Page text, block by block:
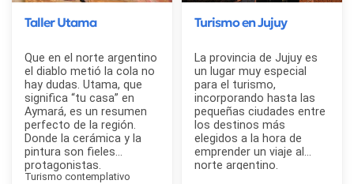
Taller Utama
Que en el norte argentino
el diablo metió la cola no
hay dudas. Utama, que
significa “tu casa” en
Aymará, es un resumen
perfecto de la región.
Donde la cerámica y la
pintura son fieles
protagonistas.
Turismo contemplativo
Turismo en Jujuy
La provincia de Jujuy es
un lugar muy especial
para el turismo,
incorporando hasta las
pequeñas ciudades entre
los destinos más
elegidos a la hora de
emprender un viaje al
norte argentino.